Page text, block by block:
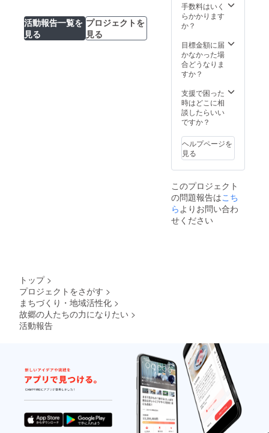
活動報告一覧を
見る
プロジェクトを
見る
手数料はいく
らかかります
か？
目標金額に届
かなかった場
合どうなりま
すか？
支援で困った
時はどこに相
談したらいい
ですか？
ヘルプページを
見る
このプロジェクト
の問題報告はこち
らよりお問い合わ
せください
トップ >
プロジェクトをさがす >
まちづくり・地域活性化 >
故郷の人たちの力になりたい >
活動報告